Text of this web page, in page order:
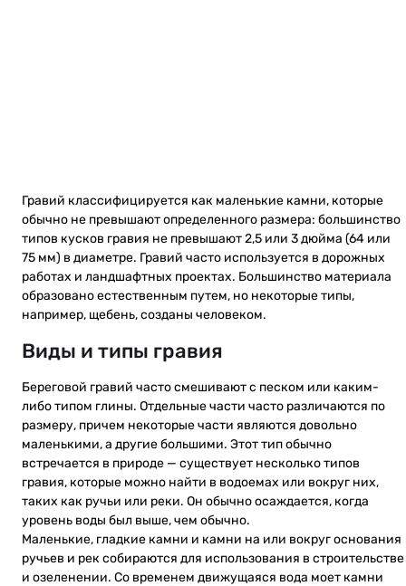
Гравий классифицируется как маленькие камни, которые
обычно не превышают определенного размера: большинство
типов кусков гравия не превышают 2,5 или 3 дюйма (64 или
75 мм) в диаметре. Гравий часто используется в дорожных
работах и ландшафтных проектах. Большинство материала
образовано естественным путем, но некоторые типы,
например, щебень, созданы человеком.
Виды и типы гравия
Береговой гравий часто смешивают с песком или каким-
либо типом глины. Отдельные части часто различаются по
размеру, причем некоторые части являются довольно
маленькими, а другие большими. Этот тип обычно
встречается в природе — существует несколько типов
гравия, которые можно найти в водоемах или вокруг них,
таких как ручьи или реки. Он обычно осаждается, когда
уровень воды был выше, чем обычно.
Маленькие, гладкие камни и камни на или вокруг основания
ручьев и рек собираются для использования в строительстве
и озеленении. Со временем движущаяся вода моет камни